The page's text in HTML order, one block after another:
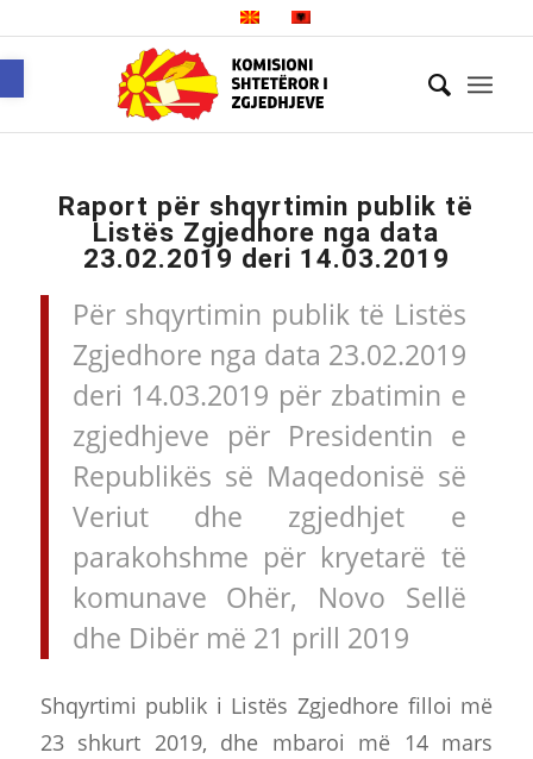
Raport për shqyrtimin publik të
Listës Zgjedhore nga data
23.02.2019 deri 14.03.2019
Për shqyrtimin publik të Listës
Zgjedhore nga data 23.02.2019
deri 14.03.2019 për zbatimin e
zgjedhjeve për Presidentin e
Republikës së Maqedonisë së
Veriut dhe zgjedhjet e
parakohshme për kryetarë të
komunave Ohër, Novo Sellë
dhe Dibër më 21 prill 2019
Shqyrtimi publik i Listës Zgjedhore filloi më
23 shkurt 2019, dhe mbaroi më 14 mars
Open toolbar